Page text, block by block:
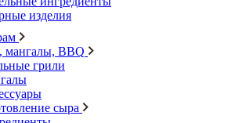
изделия
мангалы, BBQ
грили
сыра